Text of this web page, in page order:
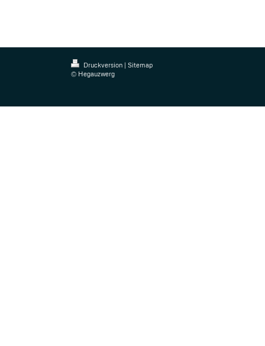
Druckversion | Sitemap
© Hegauzwerg